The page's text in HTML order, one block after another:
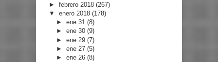
► febrero 2018 (267)
▼ enero 2018 (178)
►ene 31(8)
►ene 30(9)
►ene 29(7)
►ene 27(5)
►ene 26(8)